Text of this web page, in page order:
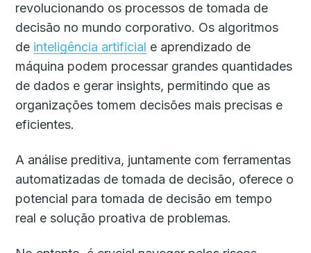
revolucionando os processos de tomada de
decisão no mundo corporativo. Os algoritmos
de inteligência artificial e aprendizado de
máquina podem processar grandes quantidades
de dados e gerar insights, permitindo que as
organizações tomem decisões mais precisas e
eficientes.
A análise preditiva, juntamente com ferramentas
automatizadas de tomada de decisão, oferece o
potencial para tomada de decisão em tempo
real e solução proativa de problemas.